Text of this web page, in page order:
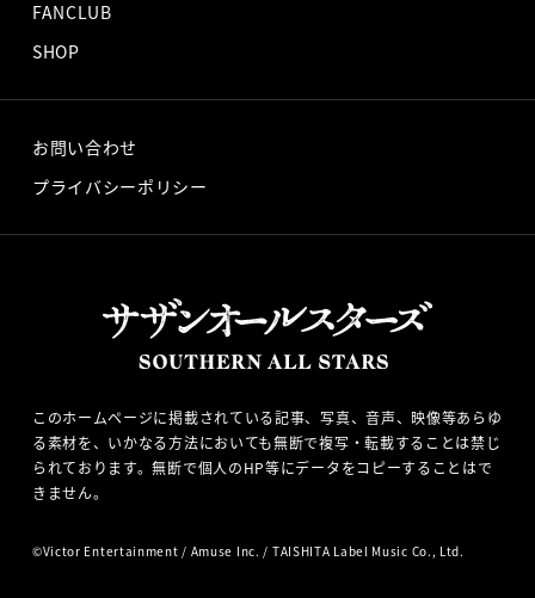
このホームページに掲載されている記事、写真、音声、映像等あらゆ
る素材を、いかなる方法においても無断で複写・転載することは禁じ
られております。無断で個人のHP等にデータをコピーすることはで
きません。
©Victor Entertainment / Amuse Inc. / TAISHITA Label Music Co., Ltd.
FANCLUB
SHOP
お問い合わせ
プライバシーポリシー